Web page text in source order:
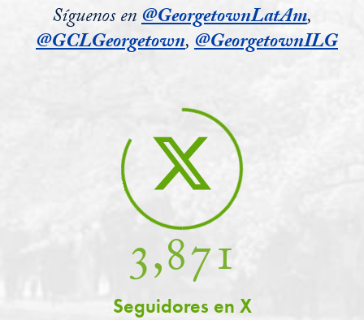
Síguenos en@GeorgetownLatAm,
@GCLGeorgetown,@GeorgetownILG
3,871
Seguidores en X